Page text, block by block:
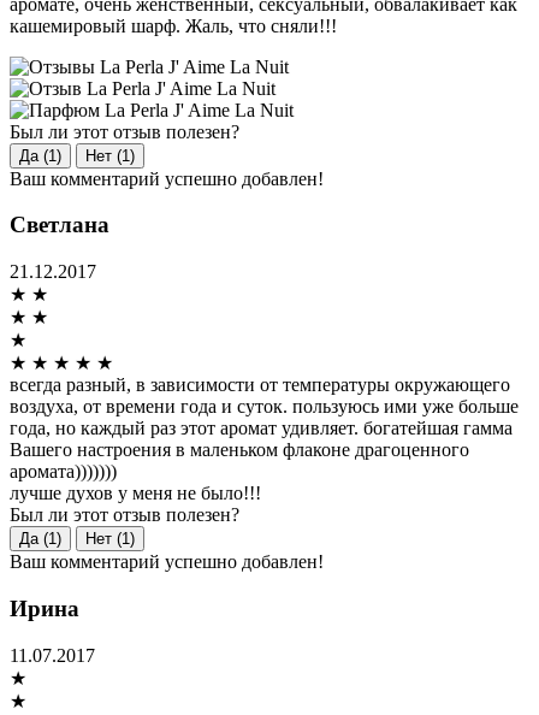
кашемировый шарф. Жаль, что сняли!!!
Был ли этот отзыв полезен?
Да (1) Нет (1)
Ваш комментарий успешно добавлен!
Светлана
21.12.2017
★ ★
★ ★
★
★ ★ ★ ★ ★
всегда разный, в зависимости от температуры окружающего
воздуха, от времени года и суток. пользуюсь ими уже больше
года, но каждый раз этот аромат удивляет. богатейшая гамма
Вашего настроения в маленьком флаконе драгоценного
аромата)))))))
лучше духов у меня не было!!!
Был ли этот отзыв полезен?
Да (1) Нет (1)
Ваш комментарий успешно добавлен!
Ирина
11.07.2017
★
★